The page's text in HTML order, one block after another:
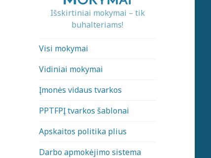
Išskirtiniai mokymai – tik
buhalteriams!
Visi mokymai
Vidiniai mokymai
Įmonės vidaus tvarkos
PPTFPĮ tvarkos šablonai
Apskaitos politika plius
Darbo apmokėjimo sistema